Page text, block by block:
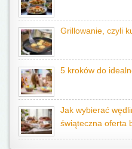
Grillowanie, czyli
5 kroków do
Jak wybierać
świąteczna oferta